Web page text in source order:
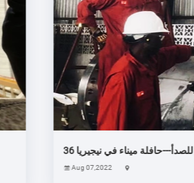
الأنابيب وتسويتها في الموقع
Oct 15,2018